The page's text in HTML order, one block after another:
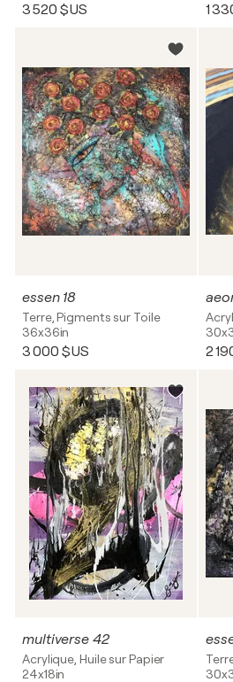
3 520 $US 1
essen 18
Terre, Pigments sur Toile
36x36in
3 000 $US 2
multiverse 42
Acrylique, Huile sur Papier
24x18in